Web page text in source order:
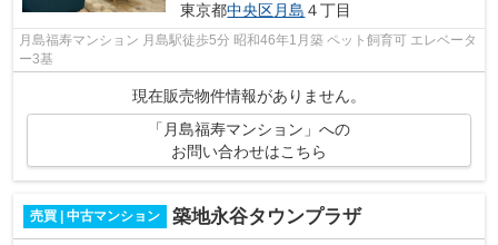
東京都中央区月島 ４丁目
月島福寿マンション 月島駅徒歩5分 昭和46年1月築 ペット飼育可 エレベータ
ー3基
現在販売物件情報がありません。
「月島福寿マンション」への
お問い合わせはこちら
売買 | 中古マンション 築地永谷タウンプラザ